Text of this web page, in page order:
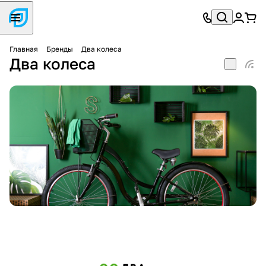
Главная Бренды Два колеса
Два колеса